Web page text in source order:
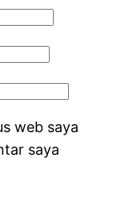
web saya
saya